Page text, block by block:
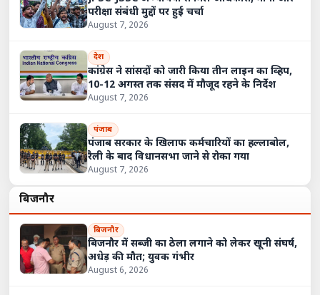
परीक्षा संबंधी मुद्दों पर हुई चर्चा
August 7, 2026
देश
कांग्रेस ने सांसदों को जारी किया तीन लाइन का व्हिप,
10-12 अगस्त तक संसद में मौजूद रहने के निर्देश
August 7, 2026
पंजाब
पंजाब सरकार के खिलाफ कर्मचारियों का हल्लाबोल,
रैली के बाद विधानसभा जाने से रोका गया
August 7, 2026
बिजनौर
बिजनौर
बिजनौर में सब्जी का ठेला लगाने को लेकर खूनी संघर्ष,
अधेड़ की मौत; युवक गंभीर
August 6, 2026